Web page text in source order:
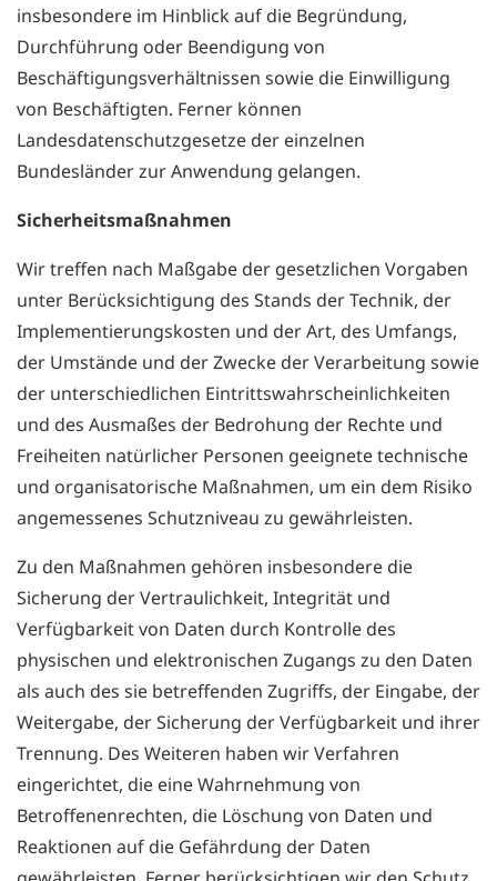
insbesondere im Hinblick auf die Begründung,
Durchführung oder Beendigung von
Beschäftigungsverhältnissen sowie die Einwilligung
von Beschäftigten. Ferner können
Landesdatenschutzgesetze der einzelnen
Bundesländer zur Anwendung gelangen.
Sicherheitsmaßnahmen
Wir treffen nach Maßgabe der gesetzlichen Vorgaben
unter Berücksichtigung des Stands der Technik, der
Implementierungskosten und der Art, des Umfangs,
der Umstände und der Zwecke der Verarbeitung sowie
der unterschiedlichen Eintrittswahrscheinlichkeiten
und des Ausmaßes der Bedrohung der Rechte und
Freiheiten natürlicher Personen geeignete technische
und organisatorische Maßnahmen, um ein dem Risiko
angemessenes Schutzniveau zu gewährleisten.
Zu den Maßnahmen gehören insbesondere die
Sicherung der Vertraulichkeit, Integrität und
Verfügbarkeit von Daten durch Kontrolle des
physischen und elektronischen Zugangs zu den Daten
als auch des sie betreffenden Zugriffs, der Eingabe, der
Weitergabe, der Sicherung der Verfügbarkeit und ihrer
Trennung. Des Weiteren haben wir Verfahren
eingerichtet, die eine Wahrnehmung von
Betroffenenrechten, die Löschung von Daten und
Reaktionen auf die Gefährdung der Daten